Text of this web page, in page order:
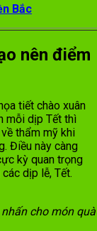
Bắc
nên điểm
tiết chào xuân
mỗi dịp Tết thì
thẩm mỹ khi
Điều này càng
kỳ quan trọng
dịp lễ, Tết.
cho món